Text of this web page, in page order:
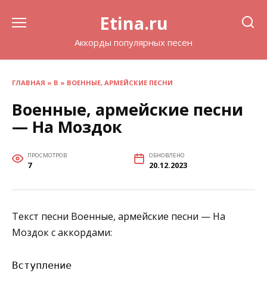
Etina.ru
Аккорды популярных песен
ГЛАВНАЯ » В » ВОЕННЫЕ, АРМЕЙСКИЕ ПЕСНИ
Военные, армейские песни
— На Моздок
ПРОСМОТРОВ
7
ОБНОВЛЕНО
20.12.2023
Текст песни Военные, армейские песни — На
Моздок с аккордами:
Вступление